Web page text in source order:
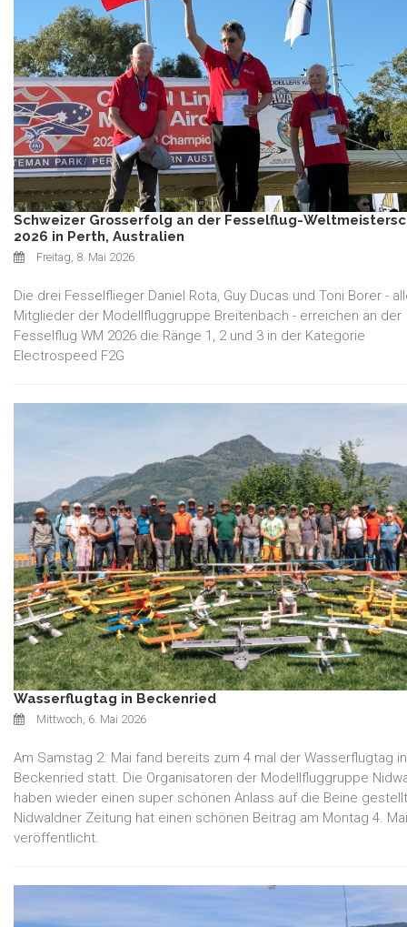
Schweizer Grosserfolg an der Fesselflug-
2026 in Perth, Australien
Freitag, 8. Mai 2026
Die drei Fesselflieger Daniel Rota, Guy Ducas und Toni Borer -
Mitglieder der Modellfluggruppe Breitenbach - erreichen an der
Fesselflug WM 2026 die Ränge 1, 2 und 3 in der Kategorie
Electrospeed F2G
Wasserflugtag in Beckenried
Mittwoch, 6. Mai 2026
Am Samstag 2. Mai fand bereits zum 4 mal der Wasserflugtag in
Beckenried statt. Die Organisatoren der Modellfluggruppe
haben wieder einen super schönen Anlass auf die Beine
Nidwaldner Zeitung hat einen schönen Beitrag am Montag 4.
veröffentlicht.